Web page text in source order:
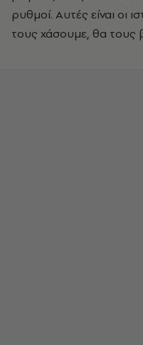
ρυθμοί. Αυτές είναι οι
τους χάσουμε, θα τους